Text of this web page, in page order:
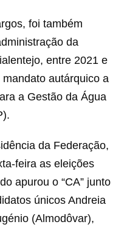
foi também
da
entre 2021 e
autárquico a
a Gestão da Água
da Federação,
feira as eleições
apurou o “CA” junto
únicos Andreia
(Almodôvar),